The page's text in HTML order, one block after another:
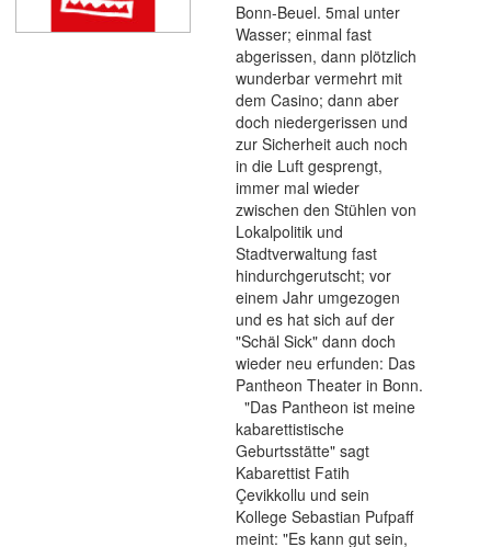
Bonn-Beuel. 5mal unter
Wasser; einmal fast
abgerissen, dann plötzlich
wunderbar vermehrt mit
dem Casino; dann aber
doch niedergerissen und
zur Sicherheit auch noch
in die Luft gesprengt,
immer mal wieder
zwischen den Stühlen von
Lokalpolitik und
Stadtverwaltung fast
hindurchgerutscht; vor
einem Jahr umgezogen
und es hat sich auf der
"Schäl Sick" dann doch
wieder neu erfunden: Das
Pantheon Theater in Bonn.
"Das Pantheon ist meine
kabarettistische
Geburtsstätte" sagt
Kabarettist Fatih
Çevikkollu und sein
Kollege Sebastian Pufpaff
meint: "Es kann gut sein,